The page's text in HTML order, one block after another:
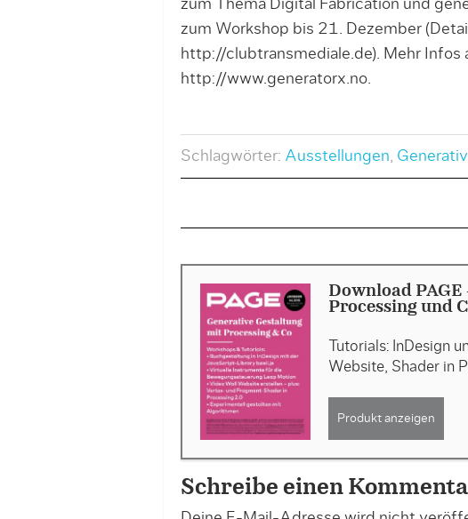
zum Thema Digital Fabrication und
zum Workshop bis 21. Dezember
http://clubtransmediale.de). Mehr Infos
http://www.generatorx.no.
Schlagwörter: Ausstellungen
Download
Processing und
Tutorials: InDesign
Website, Shader in
Produkt anzeigen
Schreibe einen